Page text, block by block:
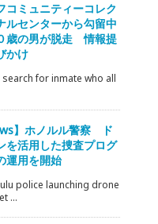
コミュニティーコレク
ルセンターから勾留中
歳の男が脱走 情報提
かけ
search for inmate who all
】ホノルル警察 ド
を活用した捜査プログ
運用を開始
police launching drone
...